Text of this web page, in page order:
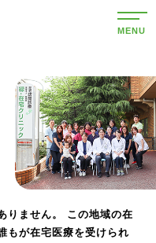
MENU
りません。
この地域の在
もが在宅医療を受けられ